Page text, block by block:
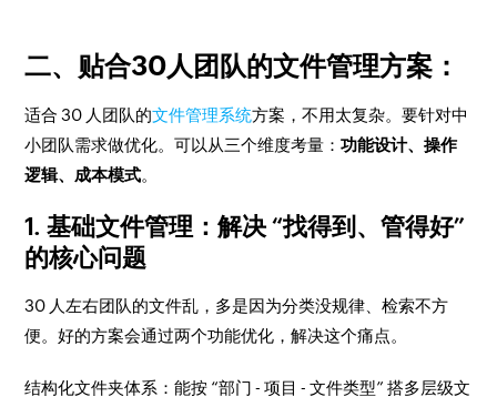
二、贴合30人团队的文件管理方案：
适合 30 人团队的文件管理系统方案，不用太复杂。要针对中
小团队需求做优化。可以从三个维度考量：功能设计、操作
逻辑、成本模式。
1. 基础文件管理：解决 “找得到、管得好”
的核心问题
30 人左右团队的文件乱，多是因为分类没规律、检索不方
便。好的方案会通过两个功能优化，解决这个痛点。
结构化文件夹体系：能按 “部门 - 项目 - 文件类型” 搭多层级文